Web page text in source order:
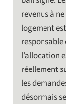
revenus à
logement
responsable
l’allocation
réellement
les
désormais